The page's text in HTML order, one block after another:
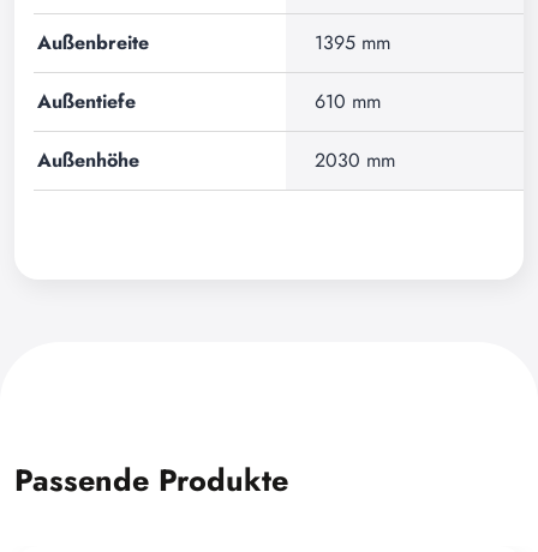
Außenbreite 1395 mm
Außentiefe 610 mm
Außenhöhe 2030 mm
Passende Produkte